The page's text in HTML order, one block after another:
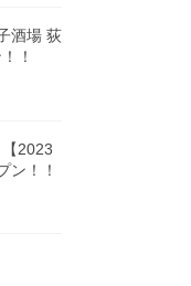
酒場 荻
！
2023
ン！！